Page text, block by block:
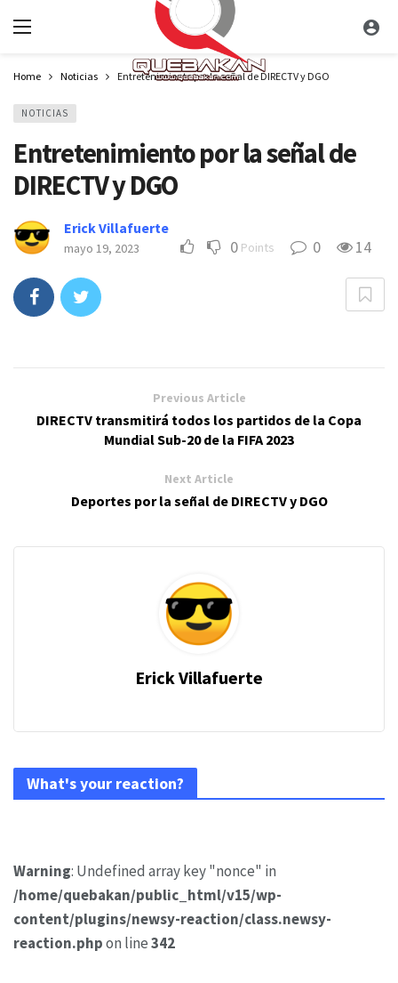
Home Noticias Entretenimiento por la señal de DIRECTV y DGO
NOTICIAS
Entretenimiento por la señal de
DIRECTV y DGO
Erick Villafuerte
mayo 19, 2023 0 Points 0 14
Previous Article
DIRECTV transmitirá todos los partidos de la Copa
Mundial Sub-20 de la FIFA 2023
Next Article
Deportes por la señal de DIRECTV y DGO
Erick Villafuerte
What's your reaction?
Warning: Undefined array key "nonce" in
/home/quebakan/public_html/v15/wp-
content/plugins/newsy-reaction/class.newsy-
reaction.phpon line342